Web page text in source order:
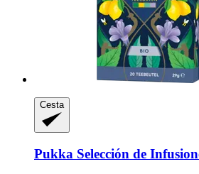
Cesta
Pukka Selección de